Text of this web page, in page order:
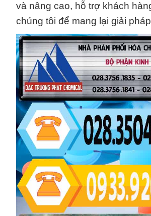
và nâng cao, hỗ trợ khách
chúng tôi để mang lại giải